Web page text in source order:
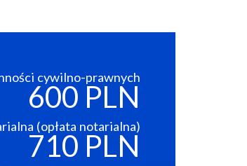
cywilno-prawnych
600 PLN
(opłata notarialna)
710 PLN